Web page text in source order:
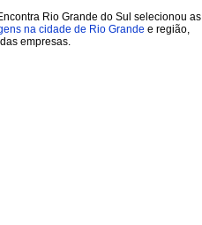
Rio Grande do Sul selecionou as
na cidade de Rio Grande e região,
empresas.